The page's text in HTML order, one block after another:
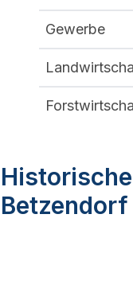
Gewerbe